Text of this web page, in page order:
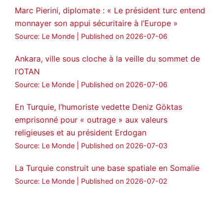
Marc Pierini, diplomate : « Le président turc entend
monnayer son appui sécuritaire à l’Europe »
Source: Le Monde Published on 2026-07-06
Ankara, ville sous cloche à la veille du sommet de
l’OTAN
Source: Le Monde Published on 2026-07-06
En Turquie, l’humoriste vedette Deniz Göktas
emprisonné pour « outrage » aux valeurs
religieuses et au président Erdogan
Source: Le Monde Published on 2026-07-03
La Turquie construit une base spatiale en Somalie
Source: Le Monde Published on 2026-07-02